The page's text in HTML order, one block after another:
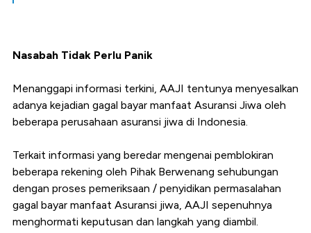
Nasabah Tidak Perlu Panik
Menanggapi informasi terkini, AAJI tentunya menyesalkan
adanya kejadian gagal bayar manfaat Asuransi Jiwa oleh
beberapa perusahaan asuransi jiwa di Indonesia.
Terkait informasi yang beredar mengenai pemblokiran
beberapa rekening oleh Pihak Berwenang sehubungan
dengan proses pemeriksaan / penyidikan permasalahan
gagal bayar manfaat Asuransi jiwa, AAJI sepenuhnya
menghormati keputusan dan langkah yang diambil.